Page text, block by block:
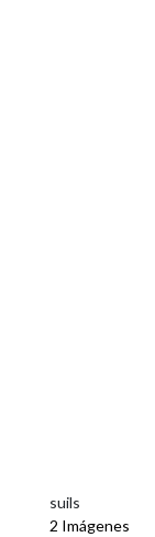
suils
2 Imágenes